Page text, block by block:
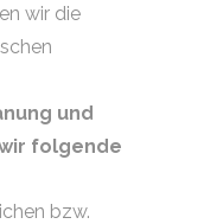
wir die
und
folgende
bzw.